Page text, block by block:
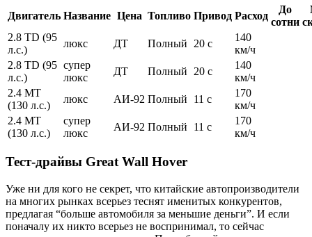
Двигатель Название Цена Топливо Привод Расход
До
сотни
2.8 TD (95
л.с.)
люкс ДТ Полный 20 с
140
км/ч
2.8 TD (95
л.с.)
супер
люкс
ДТ Полный 20 с
140
км/ч
2.4 MT
(130 л.с.)
люкс АИ-92 Полный 11 с
170
км/ч
2.4 MT
(130 л.с.)
супер
люкс
АИ-92 Полный 11 с
170
км/ч
Тест-драйвы Great Wall Hover
Уже ни для кого не секрет, что китайские автопроизводители
на многих рынках всерьез теснят именитых конкурентов,
предлагая “больше автомобиля за меньшие деньги”. И если
поначалу их никто всерьез не воспринимал, то сейчас